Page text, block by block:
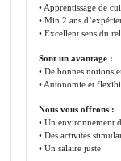
• Apprentissage de
• Min 2 ans
• Excellent sens du
Sont un avantage :
• De bonnes notions
• Autonomie et
Nous vous offrons :
• Un environnement
• Des activités
• Un salaire juste